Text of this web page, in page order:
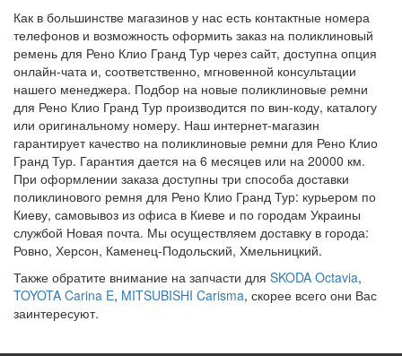
Как в большинстве магазинов у нас есть контактные номера
телефонов и возможность оформить заказ на поликлиновый
ремень для Рено Клио Гранд Тур через сайт, доступна опция
онлайн-чата и, соответственно, мгновенной консультации
нашего менеджера. Подбор на новые поликлиновые ремни
для Рено Клио Гранд Тур производится по вин-коду, каталогу
или оригинальному номеру. Наш интернет-магазин
гарантирует качество на поликлиновые ремни для Рено Клио
Гранд Тур. Гарантия дается на 6 месяцев или на 20000 км.
При оформлении заказа доступны три способа доставки
поликлинового ремня для Рено Клио Гранд Тур: курьером по
Киеву, самовывоз из офиса в Киеве и по городам Украины
службой Новая почта. Мы осуществляем доставку в города:
Ровно, Херсон, Каменец-Подольский, Хмельницкий.
Также обратите внимание на запчасти для SKODA Octavia,
TOYOTA Carina E, MITSUBISHI Carisma, скорее всего они Вас
заинтересуют.